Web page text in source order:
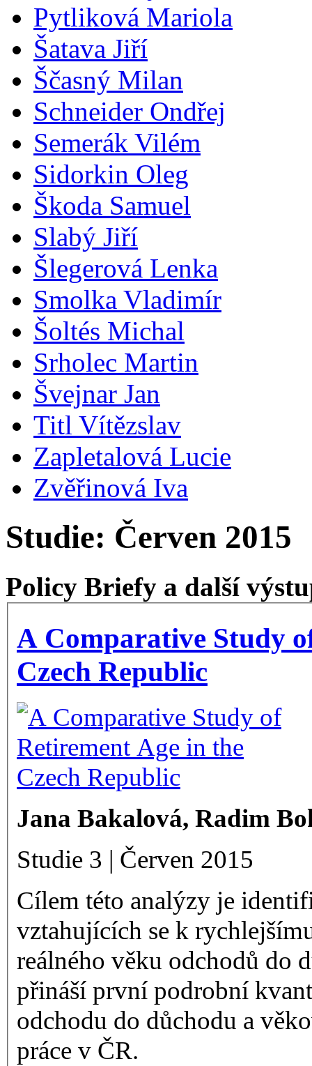
Pytliková Mariola
Šatava Jiří
Ščasný Milan
Schneider Ondřej
Semerák Vilém
Sidorkin Oleg
Škoda Samuel
Slabý Jiří
Šlegerová Lenka
Smolka Vladimír
Šoltés Michal
Srholec Martin
Švejnar Jan
Titl Vítězslav
Zapletalová Lucie
Zvěřinová Iva
Studie: Červen 2015
Policy Briefy a další
A Comparative Study
Czech Republic
Jana Bakalová, Radim
Studie 3 | Červen 2015
Cílem této analýzy je
vztahujících se k
reálného věku odchodů do
přináší první podrobní
odchodu do důchodu a
práce v ČR.